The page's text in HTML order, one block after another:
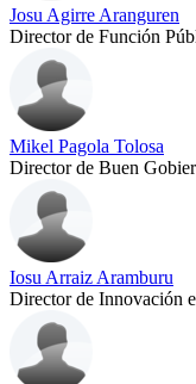
Josu Agirre Aranguren
Director de Función
Mikel Pagola Tolosa
Director de Buen
Iosu Arraiz Aramburu
Director de Innovación